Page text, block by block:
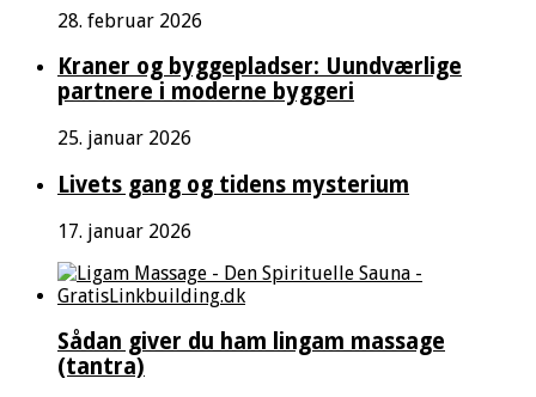
28. februar 2026
Kraner og byggepladser: Uundværlige
partnere i moderne byggeri
25. januar 2026
Livets gang og tidens mysterium
17. januar 2026
Sådan giver du ham lingam massage
(tantra)